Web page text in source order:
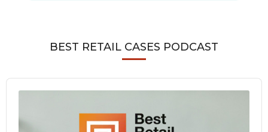
BEST RETAIL CASES PODCAST
Audio
Player